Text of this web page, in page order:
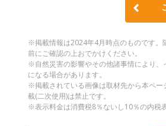
※掲載情報は2024年4月時点のものです。
前にご確認の上おでかけください。
※自然災害の影響やその他諸事情により
になる場合があります。
※掲載されている画像は取材先から本ペ
載(二次使用)は禁止です。
※表示料金は消費税8％ないし10％の内税